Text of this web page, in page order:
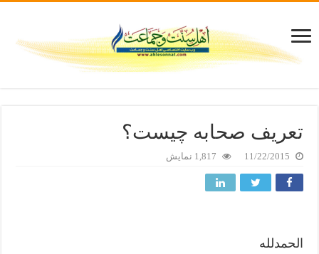
ﺗﻌﺮﯾﻒ ﺻﺤﺎﺑﻪ ﭼﯿﺴﺖ؟
11/22/2015 1,817 نمایش
ﺍﻟﺤﻤﺪﻟﻠﻪ